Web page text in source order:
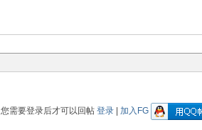
您需要登录后才可以回帖 登录 加入FG